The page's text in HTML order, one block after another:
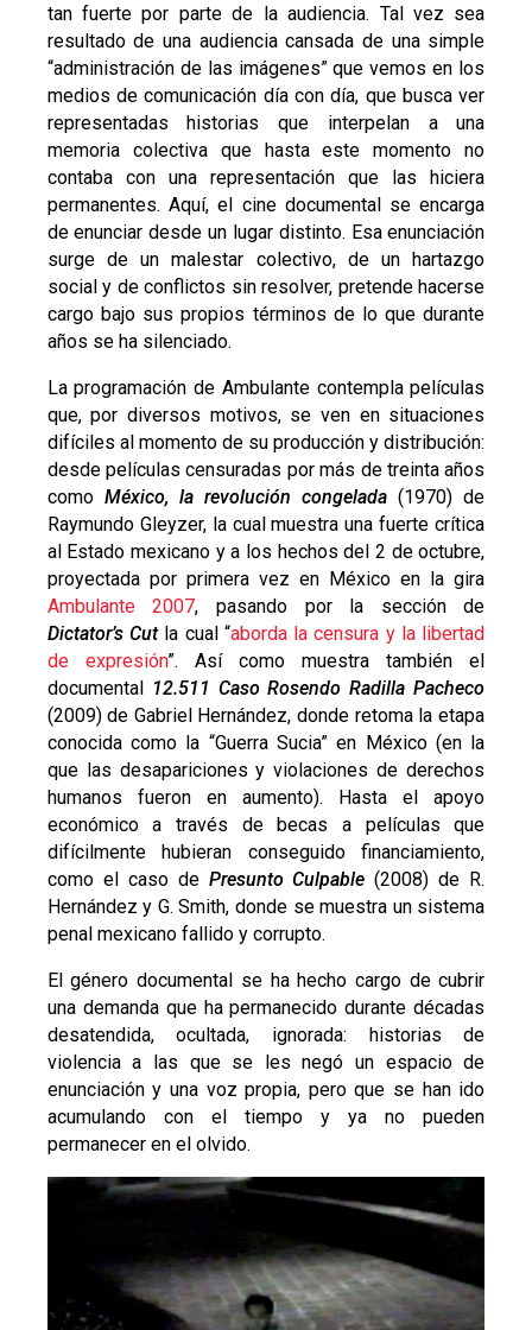
tan fuerte por parte de la audiencia. Tal vez sea
resultado de una audiencia cansada de una simple
“administración de las imágenes” que vemos en los
medios de comunicación día con día, que busca ver
representadas historias que interpelan a una
memoria colectiva que hasta este momento no
contaba con una representación que las hiciera
permanentes. Aquí, el cine documental se encarga
de enunciar desde un lugar distinto. Esa enunciación
surge de un malestar colectivo, de un hartazgo
social y de conflictos sin resolver, pretende hacerse
cargo bajo sus propios términos de lo que durante
años se ha silenciado.
La programación de Ambulante contempla películas
que, por diversos motivos, se ven en situaciones
difíciles al momento de su producción y distribución:
desde películas censuradas por más de treinta años
como México, la revolución congelada (1970) de
Raymundo Gleyzer, la cual muestra una fuerte crítica
al Estado mexicano y a los hechos del 2 de octubre,
proyectada por primera vez en México en la gira
Ambulante 2007, pasando por la sección de
Dictator’s Cutla cual “aborda la censura y la libertad
de expresión”. Así como muestra también el
documental 12.511 Caso Rosendo Radilla Pacheco
(2009) de Gabriel Hernández, donde retoma la etapa
conocida como la “Guerra Sucia” en México (en la
que las desapariciones y violaciones de derechos
humanos fueron en aumento). Hasta el apoyo
económico a través de becas a películas que
difícilmente hubieran conseguido financiamiento,
como el caso de Presunto Culpable (2008) de R.
Hernández y G. Smith, donde se muestra un sistema
penal mexicano fallido y corrupto.
El género documental se ha hecho cargo de cubrir
una demanda que ha permanecido durante décadas
desatendida, ocultada, ignorada: historias de
violencia a las que se les negó un espacio de
enunciación y una voz propia, pero que se han ido
acumulando con el tiempo y ya no pueden
permanecer en el olvido.